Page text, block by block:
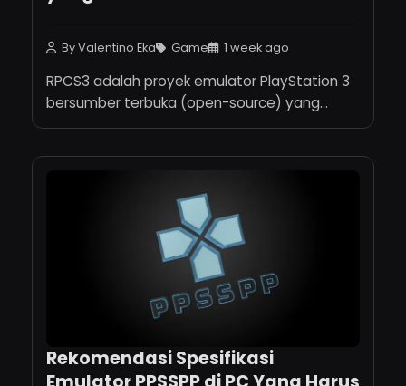
By Valentino Eka Game 1 week ago
RPCS3 adalah proyek emulator PlayStation 3
bersumber terbuka (open-source) yang...
Rekomendasi Spesifikasi